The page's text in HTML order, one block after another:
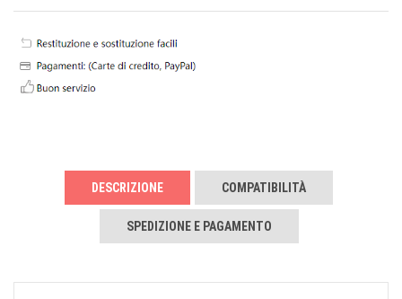
DESCRIZIONE COMPATIBILITÀ
SPEDIZIONE E PAGAMENTO